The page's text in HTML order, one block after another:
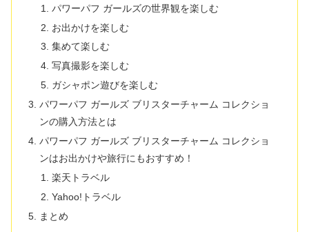
パワーパフ ガールズの世界観を楽しむ
お出かけを楽しむ
集めて楽しむ
写真撮影を楽しむ
ガシャポン遊びを楽しむ
パワーパフ ガールズ ブリスターチャーム コレクショ
ンの購入方法とは
パワーパフ ガールズ ブリスターチャーム コレクショ
ンはお出かけや旅行にもおすすめ！
楽天トラベル
Yahoo!トラベル
まとめ